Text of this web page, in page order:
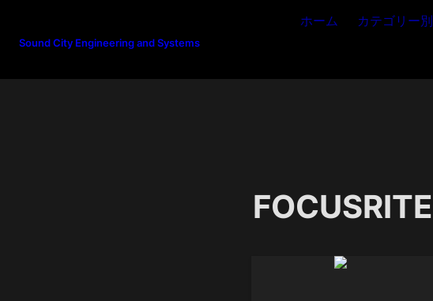
Sound City Engineering and Systems
ホーム カテゴリー別
FOCUSRITE
REDNET HD32R